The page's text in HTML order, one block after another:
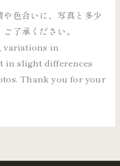
色合いに、写真と多少
了承ください。
variations in
in slight differences
Thank you for your